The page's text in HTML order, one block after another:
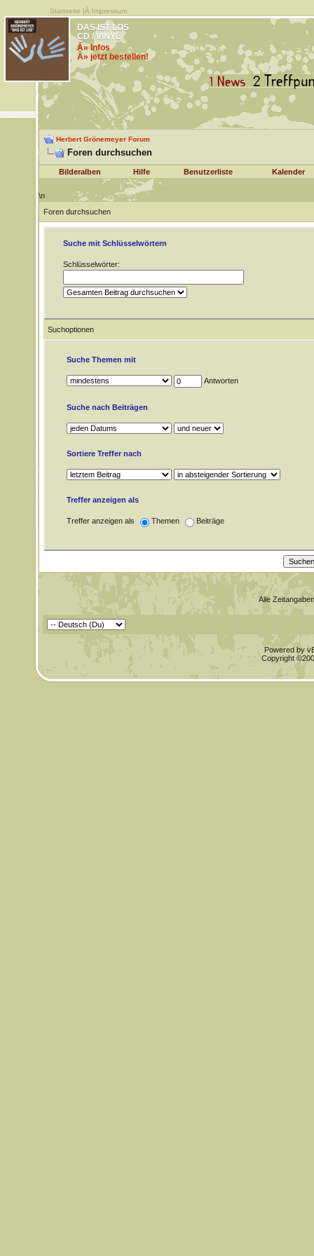
Startseite |Â Impressum
DAS IST LOS
CD / VINYL
Â» Infos
Â» jetzt bestellen!
Herbert Grönemeyer Forum
Foren durchsuchen
Bilderalben Hilfe Benutzerliste Kalender
\n
Foren durchsuchen
Suche mit Schlüsselwörtern
Schlüsselwörter:
Suchoptionen
Suche Themen mit
Antworten
Suche nach Beiträgen
Sortiere Treffer nach
Treffer anzeigen als
Treffer anzeigen als Themen Beiträge
Alle
Powered by
Copyright